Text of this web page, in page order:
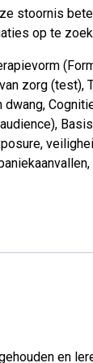
stoornis
op te
zorg (test),
dwang,
,
,
,
en